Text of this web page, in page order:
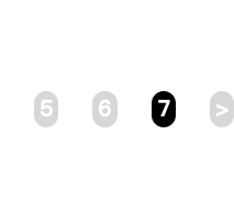
5 6 7 >